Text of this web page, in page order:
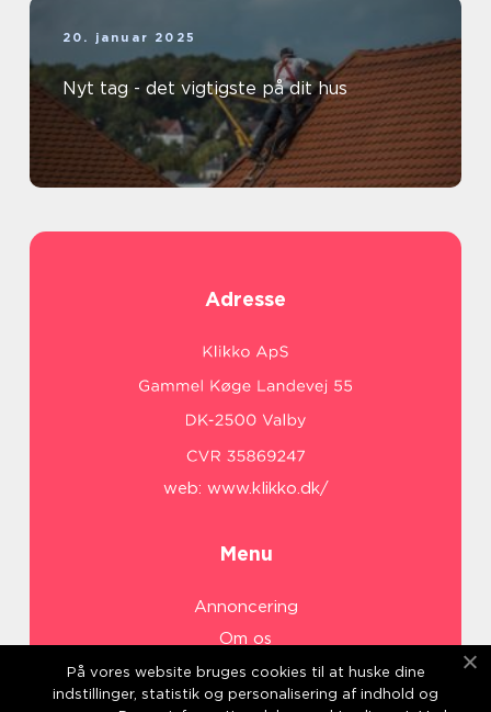
20. januar 2025
Nyt tag - det vigtigste på dit hus
Adresse
web: www.klikko.dk/
Menu
Annoncering
Om os
Cookies
Kontakt os
På vores website bruges cookies til at huske dine
indstillinger, statistik og personalisering af indhold og